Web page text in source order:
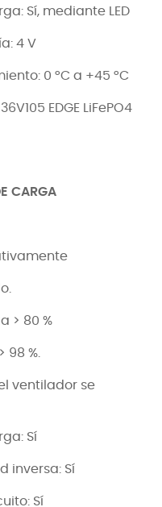
Sí, mediante LED
4 V
0 °C a +45 °C
EDGE LiFePO4
CARGA
> 80 %
%.
ventilador se
Sí
inversa: Sí
Sí